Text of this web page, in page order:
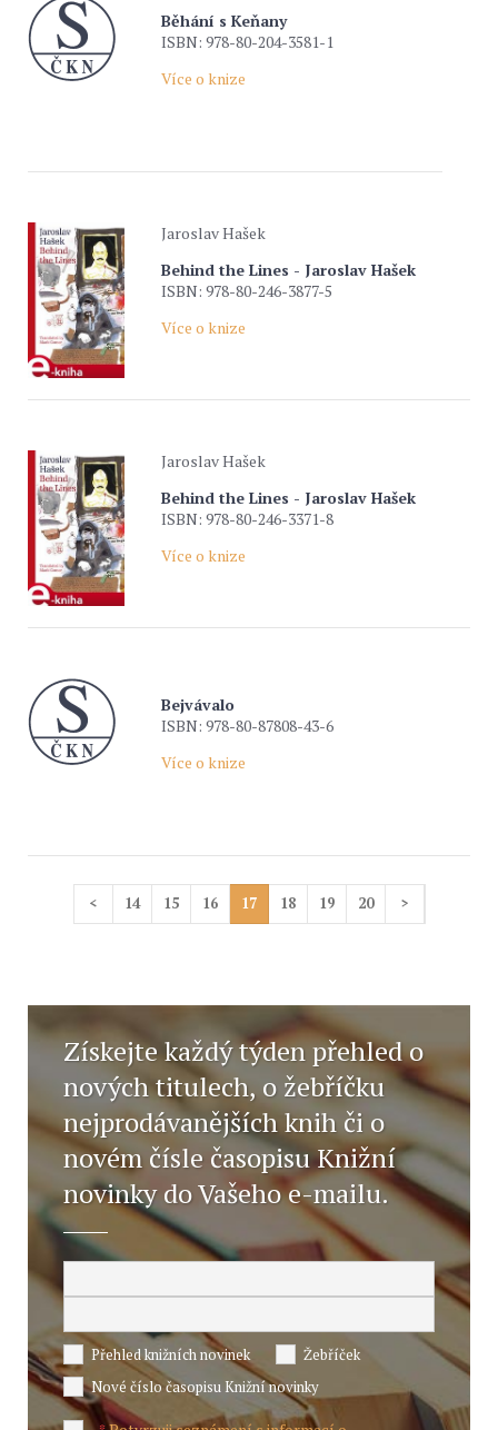
Běhání s Keňany
ISBN: 978-80-204-3581-1
Více o knize
Jaroslav Hašek
Behind the Lines - Jaroslav Hašek
ISBN: 978-80-246-3877-5
Více o knize
Jaroslav Hašek
Behind the Lines - Jaroslav Hašek
ISBN: 978-80-246-3371-8
Více o knize
Bejvávalo
ISBN: 978-80-87808-43-6
Více o knize
< 14 15 16 17 18 19 20 >
Získejte každý týden přehled o
nových titulech, o žebříčku
nejprodávanějších knih či o
novém čísle časopisu Knižní
novinky do Vašeho e-mailu.
Přehled knižních novinek
Žebříček
Nové číslo časopisu Knižní novinky